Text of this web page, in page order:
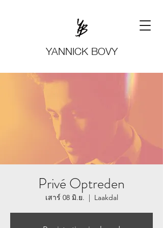
YANNICK BOVY
Privé Optreden
เสาร์ 08 มิ.ย.
  |
Laakdal